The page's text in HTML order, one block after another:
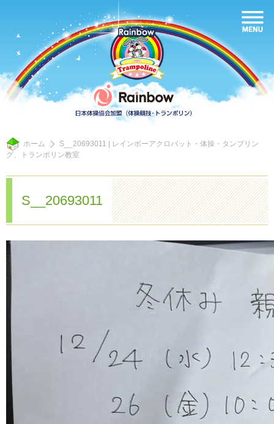
ホーム
S__20693011 | レインボーアクロバット・体操・タンブリン
グ、トランポリン教室
S__20693011